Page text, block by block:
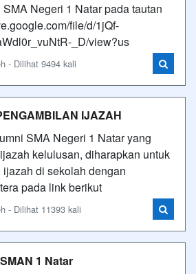
Negeri 1 Natar pada tautan
file/d/1jQf-
_D/view?us
- Dilihat 9494 kali
IJAZAH
SMA Negeri 1 Natar yang
kelulusan, diharapkan untuk
di sekolah dengan
pada link berikut
- Dilihat 11393 kali
1 Natar